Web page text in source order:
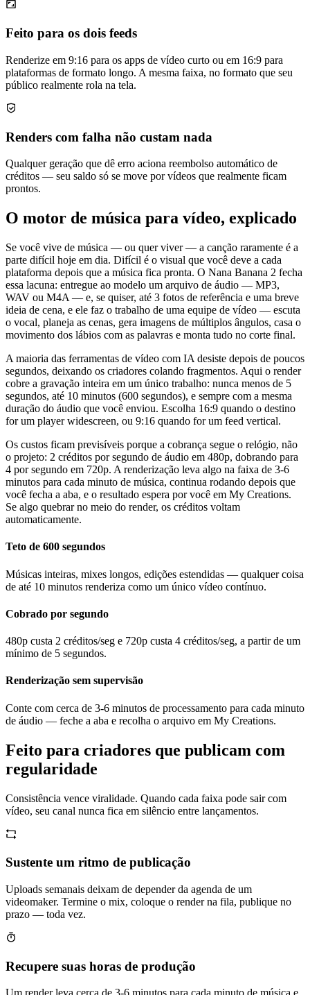
Feito para os dois feeds
Renderize em 9:16 para os apps de vídeo curto ou em 16:9 para
plataformas de formato longo. A mesma faixa, no formato que seu
público realmente rola na tela.
Renders com falha não custam nada
Qualquer geração que dê erro aciona reembolso automático de
créditos — seu saldo só se move por vídeos que realmente ficam
prontos.
O motor de música para vídeo, explicado
Se você vive de música — ou quer viver — a canção raramente é a
parte difícil hoje em dia. Difícil é o visual que você deve a cada
plataforma depois que a música fica pronta. O Nana Banana 2 fecha
essa lacuna: entregue ao modelo um arquivo de áudio — MP3,
WAV ou M4A — e, se quiser, até 3 fotos de referência e uma breve
ideia de cena, e ele faz o trabalho de uma equipe de vídeo — escuta
o vocal, planeja as cenas, gera imagens de múltiplos ângulos, casa o
movimento dos lábios com as palavras e monta tudo no corte final.
A maioria das ferramentas de vídeo com IA desiste depois de poucos
segundos, deixando os criadores colando fragmentos. Aqui o render
cobre a gravação inteira em um único trabalho: nunca menos de 5
segundos, até 10 minutos (600 segundos), e sempre com a mesma
duração do áudio que você enviou. Escolha 16:9 quando o destino
for um player widescreen, ou 9:16 quando for um feed vertical.
Os custos ficam previsíveis porque a cobrança segue o relógio, não
o projeto: 2 créditos por segundo de áudio em 480p, dobrando para
4 por segundo em 720p. A renderização leva algo na faixa de 3-6
minutos para cada minuto de música, continua rodando depois que
você fecha a aba, e o resultado espera por você em My Creations.
Se algo quebrar no meio do render, os créditos voltam
automaticamente.
Teto de 600 segundos
Músicas inteiras, mixes longos, edições estendidas — qualquer coisa
de até 10 minutos renderiza como um único vídeo contínuo.
Cobrado por segundo
480p custa 2 créditos/seg e 720p custa 4 créditos/seg, a partir de um
mínimo de 5 segundos.
Renderização sem supervisão
Conte com cerca de 3-6 minutos de processamento para cada minuto
de áudio — feche a aba e recolha o arquivo em My Creations.
Feito para criadores que publicam com
regularidade
Consistência vence viralidade. Quando cada faixa pode sair com
vídeo, seu canal nunca fica em silêncio entre lançamentos.
Sustente um ritmo de publicação
Uploads semanais deixam de depender da agenda de um
videomaker. Termine o mix, coloque o render na fila, publique no
prazo — toda vez.
Recupere suas horas de produção